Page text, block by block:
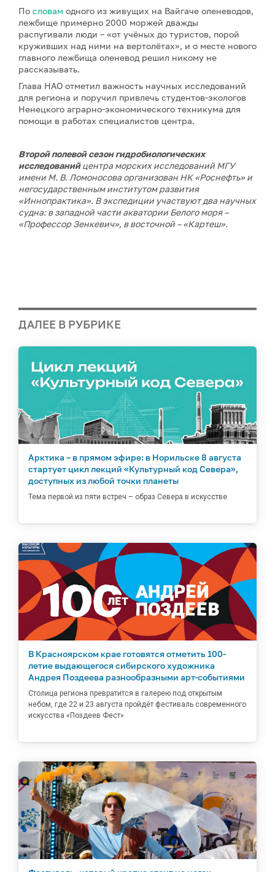
По словам одного из живущих на Вайгаче оленеводов,
лежбище примерно 2000 моржей дважды
распугивали люди – «от учёных до туристов, порой
круживших над ними на вертолётах», и о месте нового
главного лежбища оленевод решил никому не
рассказывать.
Глава НАО отметил важность научных исследований
для региона и поручил привлечь студентов-экологов
Ненецкого аграрно-экономического техникума для
помощи в работах специалистов центра.
Второй полевой сезон гидробиологических
исследований центра морских исследований МГУ
имени М. В. Ломоносоваорганизован НК «Роснефть» и
негосударственным институтом развития
«Иннопрактика». В экспедиции участвуют два научных
судна: в западной части акватории Белого моря –
«Профессор Зенкевич», в восточной – «Картеш».
ДАЛЕЕ В РУБРИКЕ
Арктика – в прямом эфире: в Норильске 8 августа
стартует цикл лекций «Культурный код Севера»,
доступных из любой точки планеты
Тема первой из пяти встреч – образ Севера в искусстве
В Красноярском крае готовятся отметить 100-
летие выдающегося сибирского художника
Андрея Поздеева разнообразными арт-событиями
Столица региона превратится в галерею под открытым
небом, где 22 и 23 августа пройдёт фестиваль современного
искусства «Поздеев Фест»